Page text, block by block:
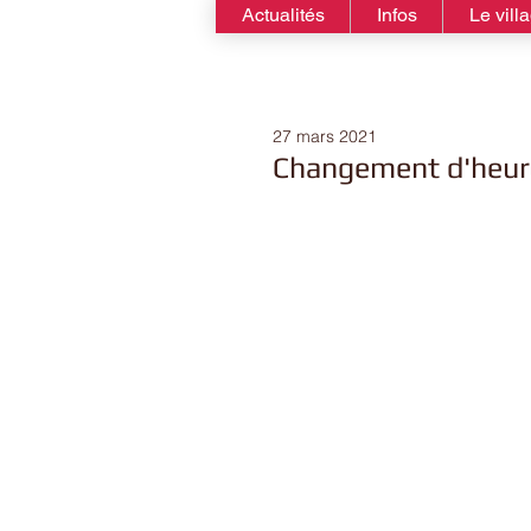
Actualités Infos Le
Changement
27 mars 2021